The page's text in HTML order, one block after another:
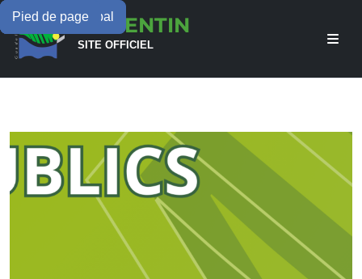
Menu principal
Contenu principal
Pied de pageLAMENTIN
SITE OFFICIEL